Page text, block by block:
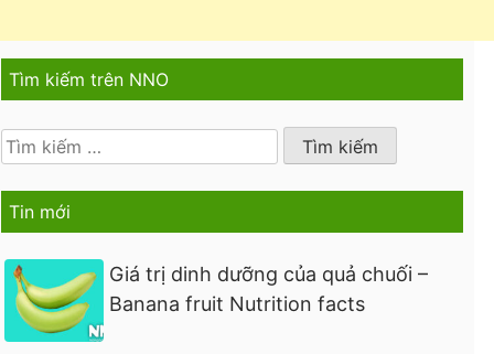
Tìm kiếm trên NNO
Tìm
kiếm
cho:
Tin mới
Giá trị dinh dưỡng của quả chuối –
Banana fruit Nutrition facts